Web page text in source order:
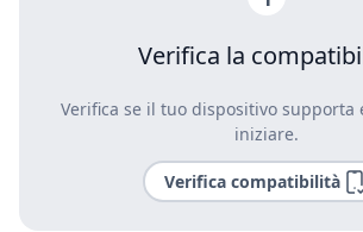
Verifica la
Verifica se il tuo dispositivo supporta
iniziare.
Verifica compatibilità